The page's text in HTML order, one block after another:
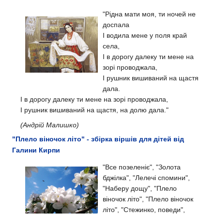
"Рідна мати моя, ти ночей не
доспала
І водила мене у поля край
села,
І в дорогу далеку ти мене на
зорі проводжала,
І рушник вишиваний на щастя
дала.
І в дорогу далеку ти мене на зорі проводжала,
І рушник вишиваний на щастя, на долю дала."
(Андрій Малишко)
"Плело віночок літо" - збірка віршів для дітей від
Галини Кирпи
"Все позеленіє", "Золота
бджілка", "Лелечі спомини",
"Наберу дощу", "Плело
віночок літо", "Плело віночок
літо", "Стежинко, поведи",